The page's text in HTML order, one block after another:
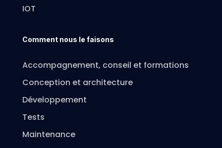
IOT
Comment nous le faisons
Accompagnement, conseil et formations
Conception et architecture
Développement
Tests
Maintenance